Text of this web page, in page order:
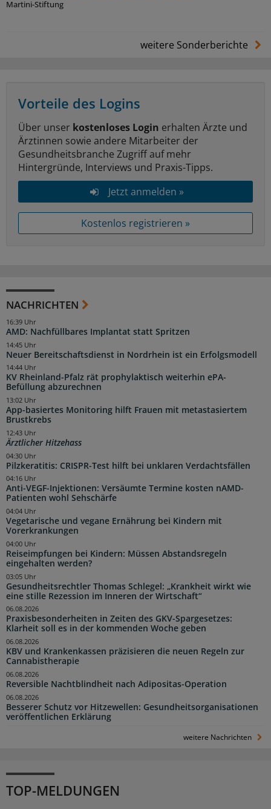
Martini-Stiftung
weitere Sonderberichte
Vorteile des Logins
Über unser kostenloses Login erhalten Ärzte und
Ärztinnen sowie andere Mitarbeiter der
Gesundheitsbranche Zugriff auf mehr
Hintergründe, Interviews und Praxis-Tipps.
Jetzt anmelden »
Kostenlos registrieren »
NACHRICHTEN
AMD: Nachfüllbares Implantat statt Spritzen
16:39 Uhr
Neuer Bereitschaftsdienst in Nordrhein ist ein Erfolgsmodell
14:45 Uhr
KV Rheinland-Pfalz rät prophylaktisch weiterhin ePA-
Befüllung abzurechnen
14:44 Uhr
App-basiertes Monitoring hilft Frauen mit metastasiertem
Brustkrebs
13:02 Uhr
Ärztlicher Hitzehass
12:43 Uhr
Pilzkeratitis: CRISPR-Test hilft bei unklaren Verdachtsfällen
04:30 Uhr
Anti-VEGF-Injektionen: Versäumte Termine kosten nAMD-
Patienten wohl Sehschärfe
04:16 Uhr
Vegetarische und vegane Ernährung bei Kindern mit
Vorerkrankungen
04:04 Uhr
Reiseimpfungen bei Kindern: Müssen Abstandsregeln
eingehalten werden?
04:00 Uhr
Gesundheitsrechtler Thomas Schlegel: „Krankheit wirkt wie
eine stille Rezession im Inneren der Wirtschaft“
03:05 Uhr
Praxisbesonderheiten in Zeiten des GKV-Spargesetzes:
Klarheit soll es in der kommenden Woche geben
06.08.2026
KBV und Krankenkassen präzisieren die neuen Regeln zur
Cannabistherapie
06.08.2026
Reversible Nachtblindheit nach Adipositas-Operation
06.08.2026
Besserer Schutz vor Hitzewellen: Gesundheitsorganisationen
veröffentlichen Erklärung
06.08.2026
weitere Nachrichten
TOP-MELDUNGEN